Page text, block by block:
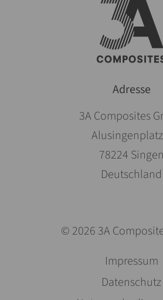
Adresse
3A Composites
78224 Singen
Deutschland
© 2026 3A
Navigation
überspringen
Impressum
Datenschutz